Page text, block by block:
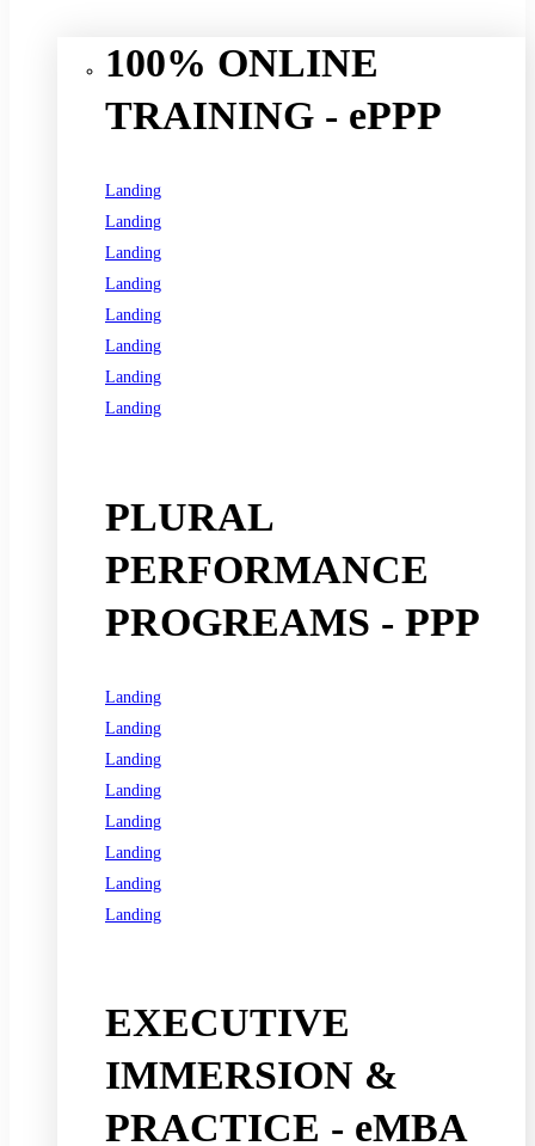
100% ONLINE
TRAINING - ePPP
Landing
Landing
Landing
Landing
Landing
Landing
Landing
Landing
PLURAL
PERFORMANCE
PROGREAMS - PPP
Landing
Landing
Landing
Landing
Landing
Landing
Landing
Landing
EXECUTIVE
IMMERSION &
PRACTICE - eMBA